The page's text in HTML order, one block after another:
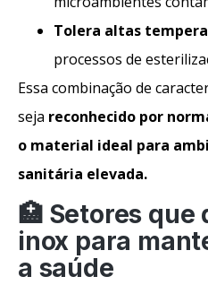
Tolera altas
processos de
Essa combinação de
seja reconhecido por
o material ideal para
sanitária elevada.
🏥 Setores que
inox para
a saúde